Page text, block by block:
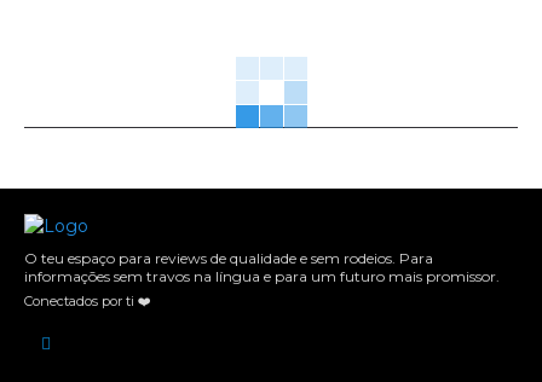
O teu espaço para reviews de qualidade e sem rodeios. Para
informações sem travos na língua e para um futuro mais promissor.
Conectados por ti ❤️